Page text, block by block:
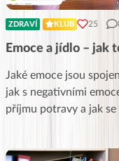
ZDRAVÍ KLUB 25
Emoce a jídlo – jak
Jaké emoce jsou
jak s negativními
příjmu potravy a jak se